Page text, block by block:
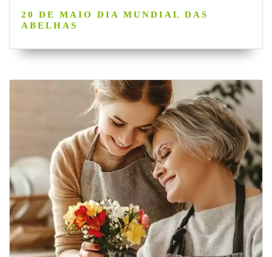
20 DE MAIO DIA MUNDIAL DAS
ABELHAS